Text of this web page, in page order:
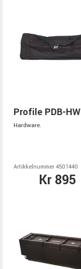
Profile PDB-HW
Hardware.
Artikkelnummer 4501440
Kr 895